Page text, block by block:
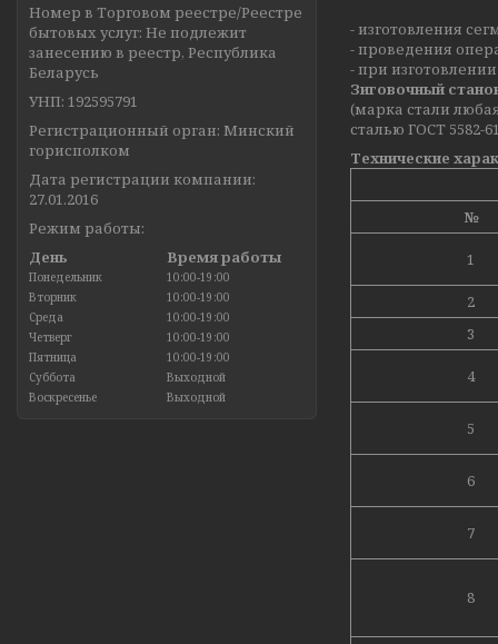
- изготовления
- проведения
- при
Зиговочный
(марка стали
сталью ГОСТ 5582-
Технические
№
1
2
3
4
5
6
7
8
Номер в Торговом реестре/Реестре
бытовых услуг: Не подлежит
занесению в реестр, Республика
Беларусь
УНП: 192595791
Регистрационный орган: Минский
горисполком
Дата регистрации компании:
27.01.2016
Режим работы:
День
Время работы
Понедельник
10:00-19:00
Вторник
10:00-19:00
Среда
10:00-19:00
Четверг
10:00-19:00
Пятница
10:00-19:00
Суббота
Выходной
Воскресенье
Выходной